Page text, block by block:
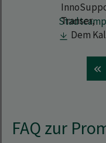
Transer,
Dem
FAQ zur